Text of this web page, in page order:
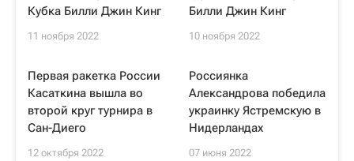
Кубка Билли Джин Кинг
11 ноября 2022
Билли Джин Кинг
10 ноября 2022
Первая ракетка России
Касаткина вышла во
второй круг турнира в
Сан-Диего
12 октября 2022
Россиянка
Александрова победила
украинку Ястремскую в
Нидерландах
07 июня 2022